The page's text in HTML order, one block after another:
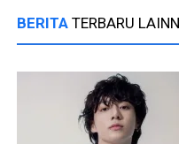
BERITA TERBARU